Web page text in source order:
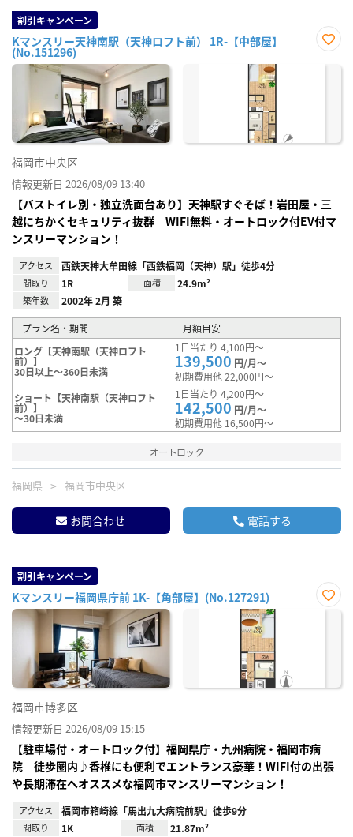
割引キャンペーン
Kマンスリー天神南駅（天神ロフト前） 1R-【中部屋】
(No.151296)
に入
福岡市中央区
情報更新日 2026/08/09 13:40
【バストイレ別・独立洗面台あり】天神駅すぐそば！岩田屋・三
越にちかくセキュリティ抜群 WIFI無料・オートロック付EV付マ
ンスリーマンション！
アクセス 西鉄天神大牟田線「西鉄福岡（天神）駅」徒歩4分
間取り 1R 面積 24.9m²
築年数 2002年 2月 築
プラン名・期間
月額目安
ロング【天神南駅（天神ロフト
前）】
30日以上～360日未満
1日当たり 4,100円～
139,500 円/月～
初期費用他 22,000円～
ショート【天神南駅（天神ロフト
前）】
～30日未満
1日当たり 4,200円～
142,500 円/月～
初期費用他 16,500円～
オートロック
福岡県 福岡市中央区
お問合わせ 電話する
割引キャンペーン
Kマンスリー福岡県庁前 1K-【角部屋】(No.127291)
お気
福岡市博多区
情報更新日 2026/08/09 15:15
【駐車場付・オートロック付】福岡県庁・九州病院・福岡市病
院 徒歩圏内♪香椎にも便利でエントランス豪華！WIFI付の出張
や長期滞在へオススメな福岡市マンスリーマンション！
アクセス 福岡市箱崎線「馬出九大病院前駅」徒歩9分
間取り 1K 面積 21.87m²